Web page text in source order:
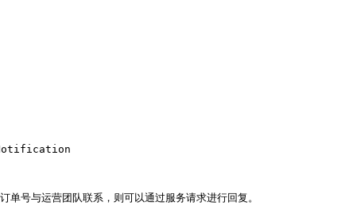
号与运营团队联系，则可以通过服务请求进行回复。